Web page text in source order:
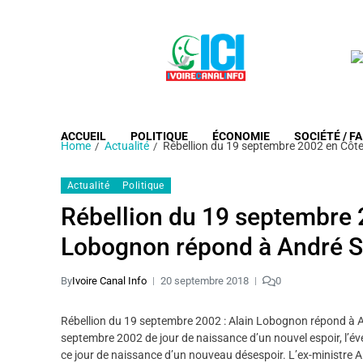
ACCUEIL POLITIQUE ÉCONOMIE SOCIÉTÉ /
Home Actualité Rébellion du 19 septembre 2002 en
Actualité Politique
Rébellion du 19 septembre
Lobognon répond à André
ByIvoire Canal Info 20 septembre 2018 0
Rébellion du 19 septembre 2002 : Alain Lobognon répond à
septembre 2002 de jour de naissance d’un nouvel espoir,
ce jour de naissance d’un nouveau désespoir. L’ex-ministre